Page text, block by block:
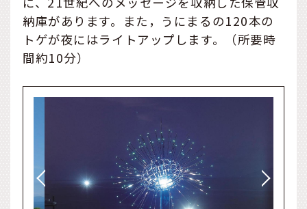
納庫があります。また，うにまるの120本の
トゲが夜にはライトアップします。（所要時
間約10分）